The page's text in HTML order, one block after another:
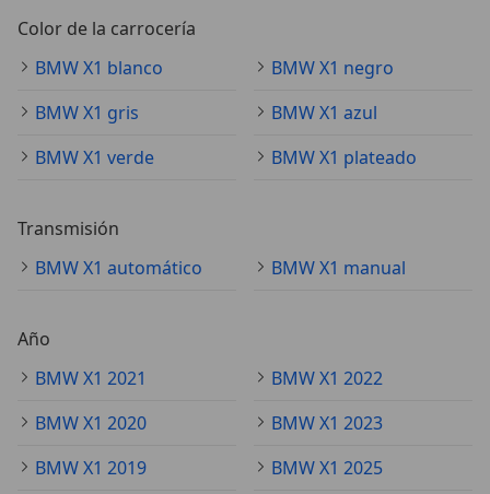
Color de la carrocería
BMW X1 blanco
BMW X1 negro
BMW X1 gris
BMW X1 azul
BMW X1 verde
BMW X1 plateado
Transmisión
BMW X1 automático
BMW X1 manual
Año
BMW X1 2021
BMW X1 2022
BMW X1 2020
BMW X1 2023
BMW X1 2019
BMW X1 2025